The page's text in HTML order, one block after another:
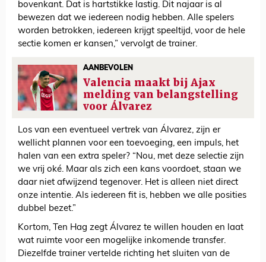
bovenkant. Dat is hartstikke lastig. Dit najaar is al
bewezen dat we iedereen nodig hebben. Alle spelers
worden betrokken, iedereen krijgt speeltijd, voor de hele
sectie komen er kansen,” vervolgt de trainer.
AANBEVOLEN
Valencia maakt bij Ajax
melding van belangstelling
voor Álvarez
Los van een eventueel vertrek van Álvarez, zijn er
wellicht plannen voor een toevoeging, een impuls, het
halen van een extra speler? “Nou, met deze selectie zijn
we vrij oké. Maar als zich een kans voordoet, staan we
daar niet afwijzend tegenover. Het is alleen niet direct
onze intentie. Als iedereen fit is, hebben we alle posities
dubbel bezet.”
Kortom, Ten Hag zegt Álvarez te willen houden en laat
wat ruimte voor een mogelijke inkomende transfer.
Diezelfde trainer vertelde richting het sluiten van de